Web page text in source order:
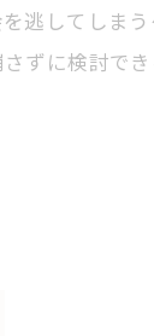
逃してしま
ずに検討で